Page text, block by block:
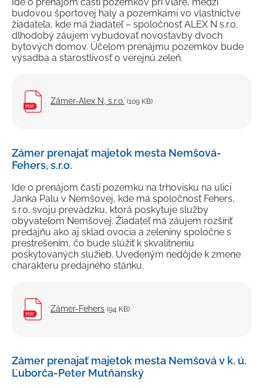
budovou športovej haly a pozemkami vo vlastníctve
žiadateľa, kde má žiadateľ – spoločnosť ALEX N s.r.o.
dlhodobý záujem vybudovať novostavby dvoch
bytových domov. Účelom prenájmu pozemkov bude
výsadba a starostlivosť o verejnú zeleň.
Zámer-Alex N, s.r.o. (109 KB)
Zámer prenajať majetok mesta Nemšová-
Fehers, s.r.o.
Ide o prenájom časti pozemku na trhovisku na ulici
Janka Palu v Nemšovej, kde má spoločnosť Fehers,
s.r.o. svoju prevádzku, ktorá poskytuje služby
obyvateľom Nemšovej. Žiadateľ má záujem rozšíriť
predajňu ako aj sklad ovocia a zeleniny spoločne s
prestrešením, čo bude slúžiť k skvalitneniu
poskytovaných služieb. Uvedeným nedôjde k zmene
charakteru predajného stánku.
Zámer-Fehers (94 KB)
Zámer prenajať majetok mesta Nemšová v k. ú.
Ľuborča-Peter Mutňanský